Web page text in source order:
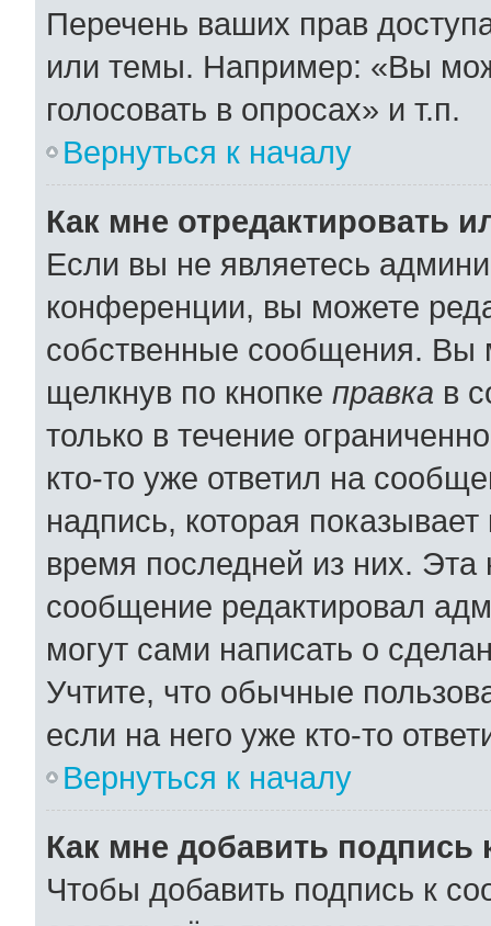
Перечень ваших прав
или темы. Например: «Вы
голосовать в опросах» и т.п.
Вернуться к началу
Как мне отредактировать
Если вы не являетесь
конференции, вы можете
собственные сообщения. Вы
щелкнув по кнопке правка в
только в течение
кто-то уже ответил на
надпись, которая
время последней из них. Эта
сообщение редактировал
могут сами написать о
Учтите, что обычные
если на него уже кто-то
Вернуться к началу
Как мне добавить
Чтобы добавить подпись к